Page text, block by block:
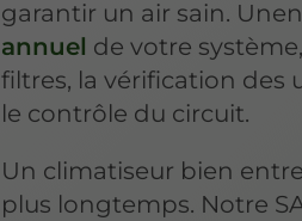
garantir un air sain.
annuel de votre
filtres, la vérification des
le contrôle du circuit.
Un climatiseur bien
plus longtemps. Notre